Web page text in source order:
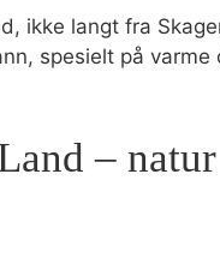
ikke langt fra
spesielt på
–